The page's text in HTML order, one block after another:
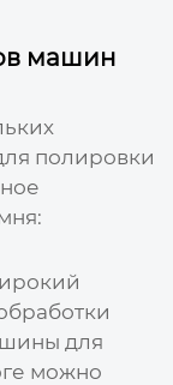
машин
полировки
для
можно